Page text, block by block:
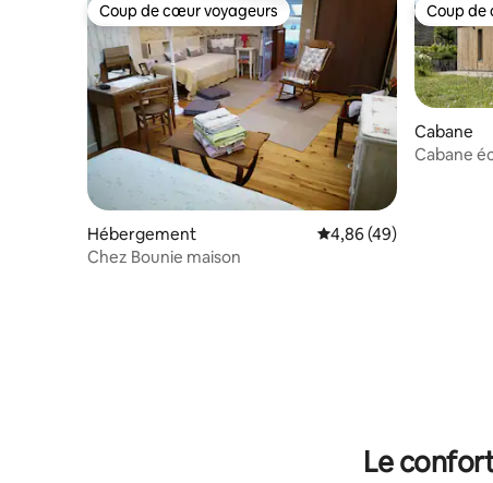
Coup de cœur voyageurs
Coup de cœur voyageurs
Hébergement Évaluation moyenne
4,86 (49)
Chez Bounie maison
Coup
Coup de
Cabane
Cabane
Le